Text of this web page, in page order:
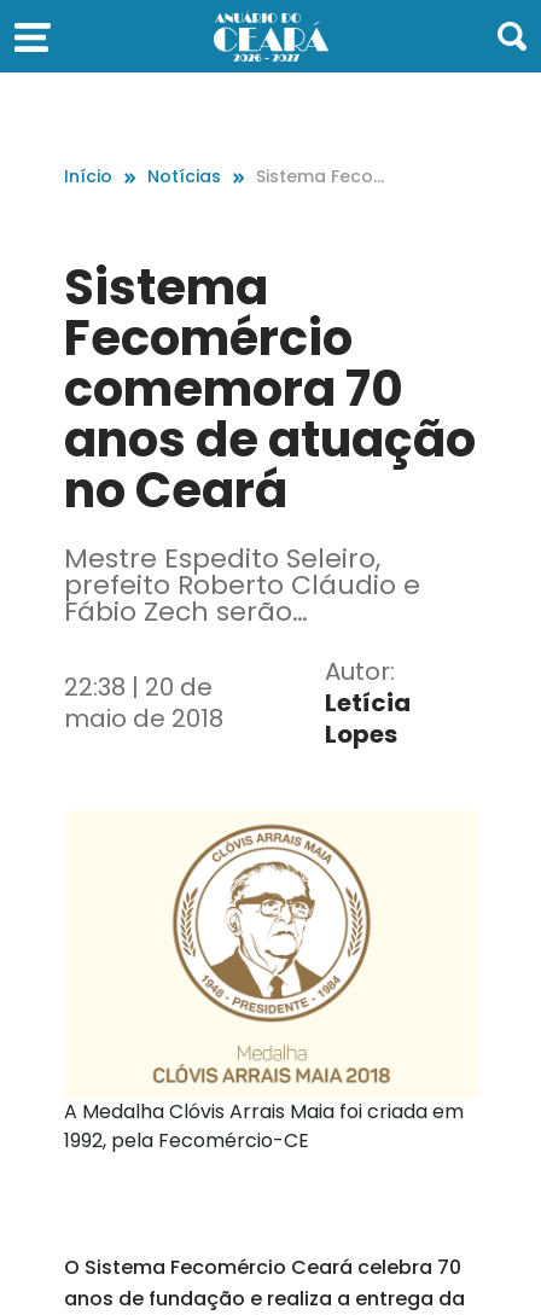
Início Notícias
Sistema Fecom
rá
Sistema
Fecomércio
comemora 70
anos de atuação
no Ceará
Mestre Espedito Seleiro,
prefeito Roberto Cláudio e
Fábio Zech serão
22:38 | 20 de
maio de 2018
Autor:
Letícia
Lopes
A Medalha Clóvis Arrais Maia foi criada em
1992, pela Fecomércio-CE
O Sistema Fecomércio Ceará celebra 70
anos de fundação e realiza a entrega da